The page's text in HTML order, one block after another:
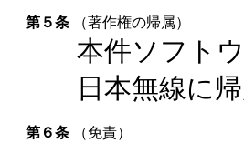
第５条 （著作権の帰属）
本件ソフト
日本無線に
第６条 （免責）